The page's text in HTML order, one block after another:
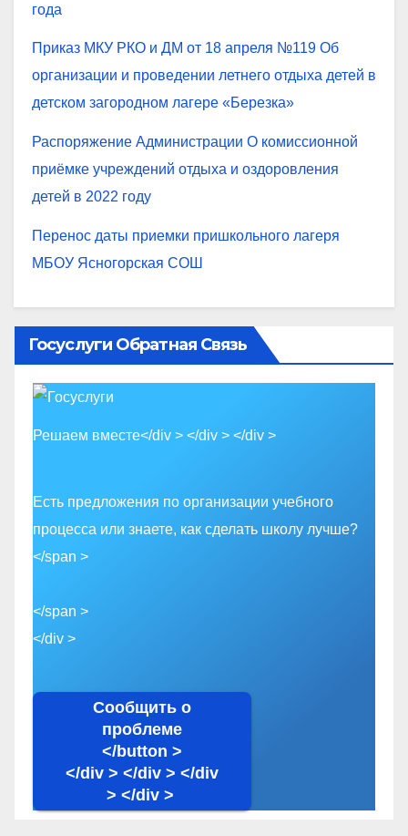
года
Приказ МКУ РКО и ДМ от 18 апреля №119 Об
организации и проведении летнего отдыха детей в
детском загородном лагере «Березка»
Распоряжение Администрации О комиссионной
приёмке учреждений отдыха и оздоровления
детей в 2022 году
Перенос даты приемки пришкольного лагеря
МБОУ Ясногорская СОШ
Госуслуги Обратная Связь
Решаем вместе</div > </div > </div >
Есть предложения по организации учебного
процесса или знаете, как сделать школу лучше?
</span >
</span >
</div >
Сообщить о
проблеме
</button >
</div > </div > </div
> </div >